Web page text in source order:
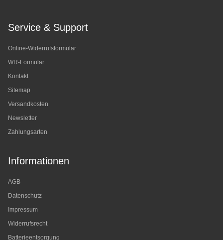
Service & Support
Online-Widerrufsformular
WR-Formular
Kontakt
Sitemap
Versandkosten
Newsletter
Zahlungsarten
Informationen
AGB
Datenschutz
Impressum
Widerrufsrecht
Batterieentsorgung